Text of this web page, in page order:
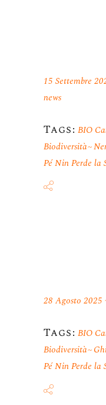
15 Settembre
news
Tags: BIO
Biodiversità
Pé Nin Perde la
28 Agosto 2025
Tags: BIO
Biodiversità
Pé Nin Perde la